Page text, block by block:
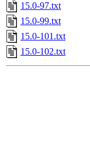
15.0-97.txt
15.0-99.txt
15.0-101.txt
15.0-102.txt